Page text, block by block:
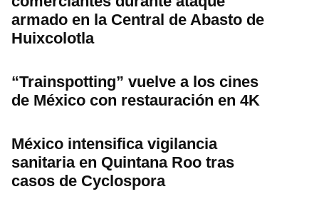
armado en la Central de Abasto de
Huixcolotla
“Trainspotting” vuelve a los cines
de México con restauración en 4K
México intensifica vigilancia
sanitaria en Quintana Roo tras
casos de Cyclospora